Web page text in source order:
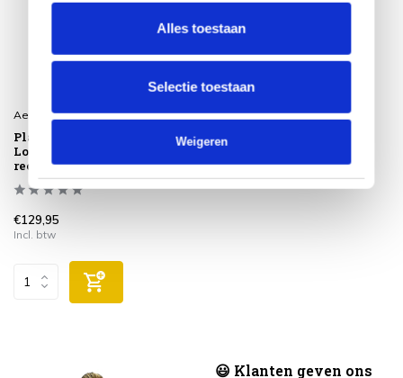
Alles toestaan
Selectie toestaan
Weigeren
Aerocover
Platinum AeroCover
Loungesethoes hoekset
rechts 305x255x100xH65/90
€129,95
Incl. btw
😃 Klanten geven ons